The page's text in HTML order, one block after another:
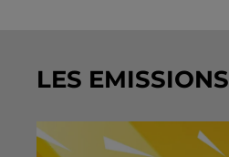
LES EMISSIONS